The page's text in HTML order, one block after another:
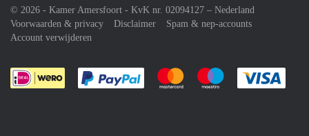
© 2026 - Kamer Amersfoort - KvK nr. 02094127 – Nederland
Voorwaarden & privacy
Disclaimer
Spam & nep-accounts
Account verwijderen
Je rekent gemakkelijk af met Paypal
Je rekent gemakkelijk af met
Je rekent